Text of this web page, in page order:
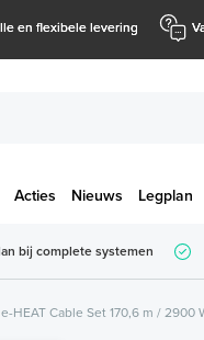
en flexibele levering
Acties Nieuws Legplan
(incl. BTW)
bij complete systemen
e-HEAT Cable Set 170,6 m / 2900